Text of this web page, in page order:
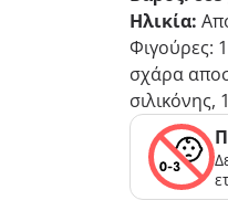
Ηλικία:
Φιγούρες:
σχάρα